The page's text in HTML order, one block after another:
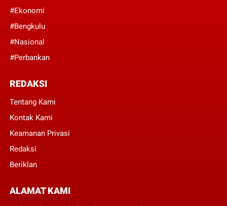
#Ekonomi
#Bengkulu
#Nasional
#Perbankan
REDAKSI
Tentang Kami
Kontak Kami
Keamanan Privasi
Redaksi
Beriklan
ALAMAT KAMI